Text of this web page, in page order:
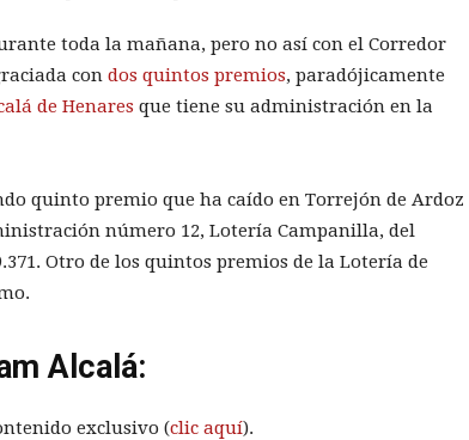
toda la mañana, pero no así con el Corredor
con dos quintos premios, paradójicamente
de Henares que tiene su administración en la
quinto premio que ha caído en Torrejón de Ardoz
número 12, Lotería Campanilla, del
Otro de los quintos premios de la Lotería de
Alcalá:
exclusivo (clic aquí).